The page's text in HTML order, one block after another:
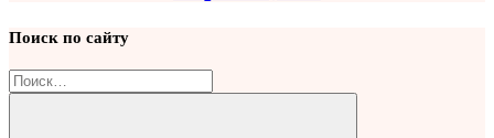
Поиск по сайту
Найти: